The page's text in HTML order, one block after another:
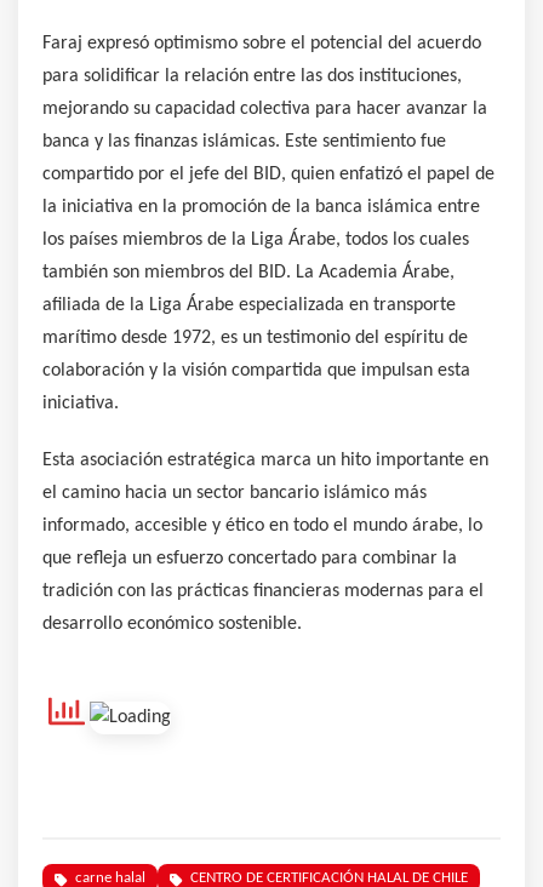
Faraj expresó optimismo sobre el potencial del acuerdo
para solidificar la relación entre las dos instituciones,
mejorando su capacidad colectiva para hacer avanzar la
banca y las finanzas islámicas. Este sentimiento fue
compartido por el jefe del BID, quien enfatizó el papel de
la iniciativa en la promoción de la banca islámica entre
los países miembros de la Liga Árabe, todos los cuales
también son miembros del BID. La Academia Árabe,
afiliada de la Liga Árabe especializada en transporte
marítimo desde 1972, es un testimonio del espíritu de
colaboración y la visión compartida que impulsan esta
iniciativa.
Esta asociación estratégica marca un hito importante en
el camino hacia un sector bancario islámico más
informado, accesible y ético en todo el mundo árabe, lo
que refleja un esfuerzo concertado para combinar la
tradición con las prácticas financieras modernas para el
desarrollo económico sostenible.
carne halal
CENTRO DE CERTIFICACIÓN HALAL DE CHILE